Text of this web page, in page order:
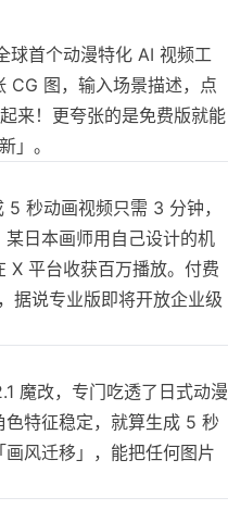
球首个动漫特化 AI 视频工
CG 图，输入场景描述，点
来！更夸张的是免费版就能
」。
秒动画视频只需 3 分钟，
日本画师用自己设计的机
X 平台收获百万播放。付费
据说专业版即将开放企业级
魔改，专门吃透了日式动漫
特征稳定，就算生成 5 秒
风迁移」，能把任何图片